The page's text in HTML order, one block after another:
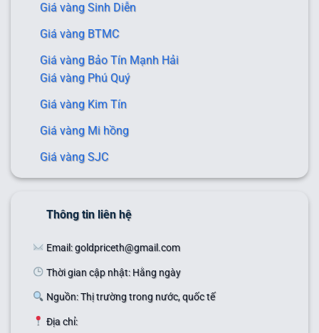
Giá vàng Sinh Diễn
Giá vàng BTMC
Giá vàng Bảo Tín Mạnh Hải
Giá vàng Phú Quý
Giá vàng Kim Tín
Giá vàng Mi hồng
Giá vàng SJC
Thông tin liên hệ
Email: goldpriceth@gmail.com
Thời gian cập nhật: Hằng ngày
Nguồn: Thị trường trong nước, quốc tế
Địa chỉ: